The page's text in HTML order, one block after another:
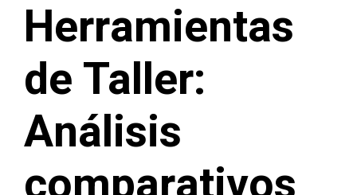
Herramientas
de Taller:
Análisis